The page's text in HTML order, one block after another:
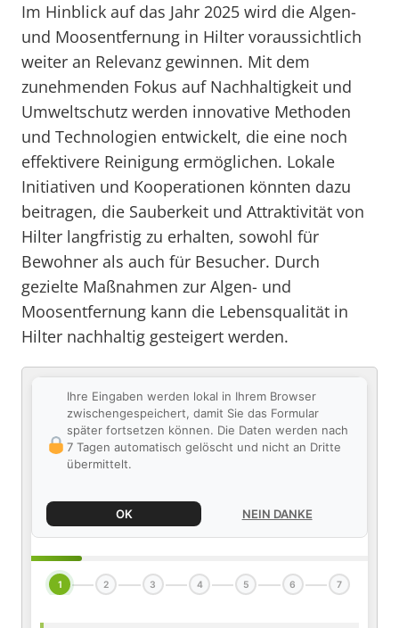
Im Hinblick auf das Jahr 2025 wird die Algen-
und Moosentfernung in Hilter voraussichtlich
weiter an Relevanz gewinnen. Mit dem
zunehmenden Fokus auf Nachhaltigkeit und
Umweltschutz werden innovative Methoden
und Technologien entwickelt, die eine noch
effektivere Reinigung ermöglichen. Lokale
Initiativen und Kooperationen könnten dazu
beitragen, die Sauberkeit und Attraktivität von
Hilter langfristig zu erhalten, sowohl für
Bewohner als auch für Besucher. Durch
gezielte Maßnahmen zur Algen- und
Moosentfernung kann die Lebensqualität in
Hilter nachhaltig gesteigert werden.
Ihre Eingaben werden lokal in Ihrem Browser
zwischengespeichert, damit Sie das Formular
später fortsetzen können. Die Daten werden nach
7 Tagen automatisch gelöscht und nicht an Dritte
übermittelt.
OK NEIN DANKE
1 2 3 4 5 6 7